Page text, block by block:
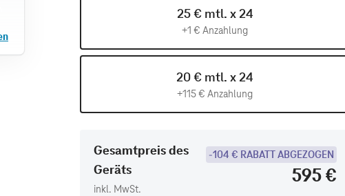
25 € mtl. x 24
+1 € Anzahlung
20 € mtl. x 24
+115 € Anzahlung
Gesamtpreis des
Geräts
inkl. MwSt.
-104 € RABATT ABGEZOGEN
595 €